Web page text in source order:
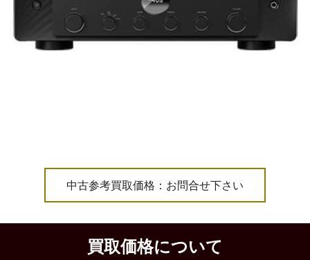
中古参考買取価格：お問合せ下さい
買取価格について